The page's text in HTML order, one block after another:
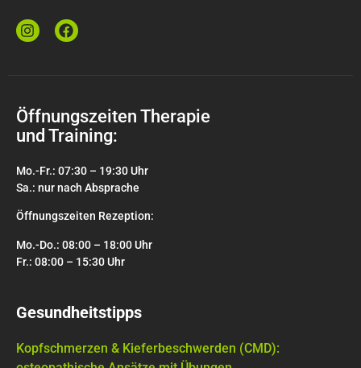
Öffnungszeiten Therapie
und Training:
Mo.-Fr.: 07:30 – 19:30 Uhr
Sa.: nur nach Absprache
Öffnungszeiten Rezeption:
Mo.-Do.: 08:00 – 18:00 Uhr
Fr.: 08:00 – 15:30 Uhr
Gesundheitstipps
Kopfschmerzen & Kieferbeschwerden (CMD):